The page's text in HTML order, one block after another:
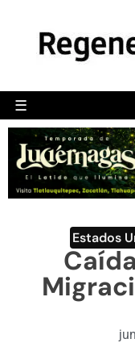
☰
Estados